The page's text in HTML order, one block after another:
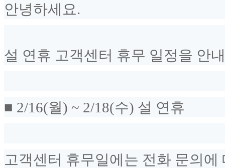
안녕하세요.
설 연휴 고객센터 휴무 일정을 안
■ 2/16(월) ~ 2/18(수) 설 연휴
고객센터 휴무일에는 전화 문의